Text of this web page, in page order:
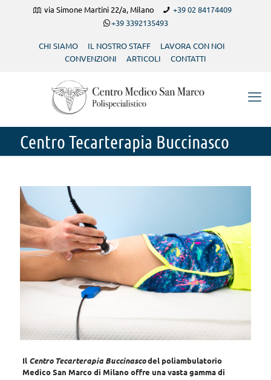
via Simone Martini 22/a, Milano
+39 02 84174409
+39 3392135493
CHI SIAMO IL NOSTRO STAFF
LAVORA CON NOI
CONVENZIONI
ARTICOLI CONTATTI
Centro Tecarterapia Buccinasco
Il Centro Tecarterapia Buccinascodel poliambulatorio
Medico San Marco di Milano offre una vasta gamma di